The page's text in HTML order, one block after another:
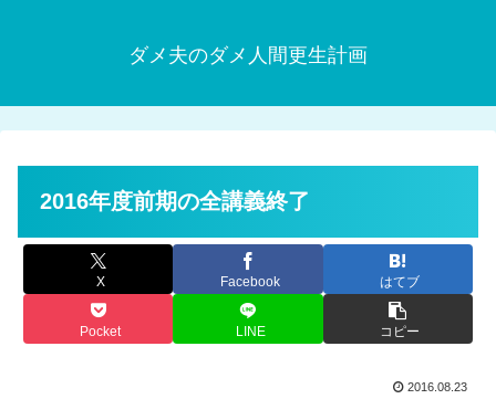
ダメ夫のダメ人間更生計画
2016年度前期の全講義終了
X Facebook はてブ
Pocket LINE コピー
2016.08.23